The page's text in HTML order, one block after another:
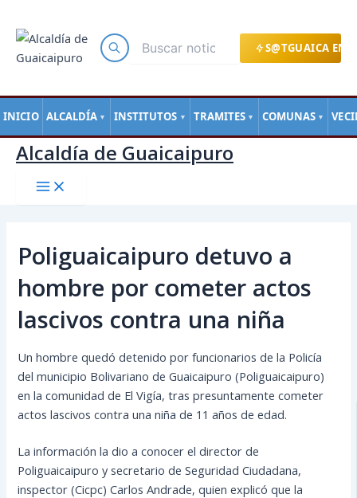
S@TGUAICA EN
INICIO ALCALDÍA ▼ INSTITUTOS ▼ TRAMITES ▼ COMUNAS ▼
contenido
Alcaldía de Guaicaipuro
Poliguaicaipuro detuvo a
hombre por cometer actos
lascivos contra una niña
Un hombre quedó detenido por funcionarios de la Policía
del municipio Bolivariano de Guaicaipuro (Poliguaicaipuro)
en la comunidad de El Vigía, tras presuntamente cometer
actos lascivos contra una niña de 11 años de edad.
La información la dio a conocer el director de
Poliguaicaipuro y secretario de Seguridad Ciudadana,
inspector (Cicpc) Carlos Andrade, quien explicó que la
de
entradas